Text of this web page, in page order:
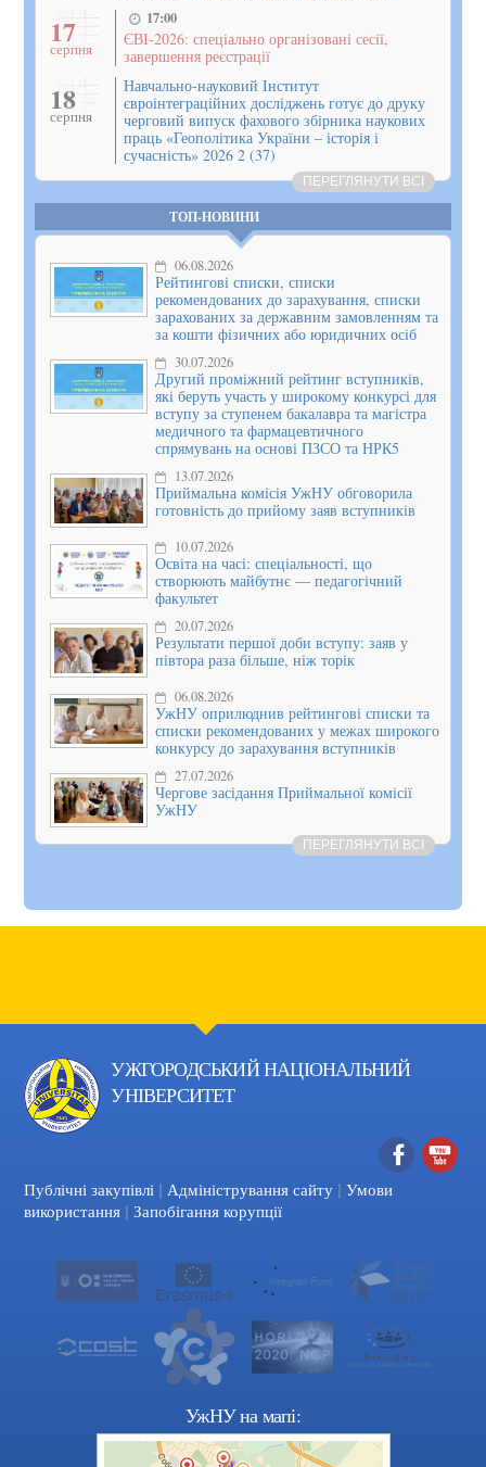
17
серпня
17:00
ЄВІ-2026: спеціально організовані сесії,
завершення реєстрації
18
серпня
Навчально-науковий Інститут
євроінтеграційних досліджень готує до друку
черговий випуск фахового збірника наукових
праць «Геополітика України – історія і
сучасність» 2026 2 (37)
ПЕРЕГЛЯНУТИ ВСІ
ТОП-НОВИНИ
06.08.2026
Рейтингові списки, списки
рекомендованих до зарахування, списки
зарахованих за державним замовленням та
за кошти фізичних або юридичних осіб
30.07.2026
Другий проміжний рейтинг вступників,
які беруть участь у широкому конкурсі для
вступу за ступенем бакалавра та магістра
медичного та фармацевтичного
спрямувань на основі ПЗСО та НРК5
13.07.2026
Приймальна комісія УжНУ обговорила
готовність до прийому заяв вступників
10.07.2026
Освіта на часі: спеціальності, що
створюють майбутнє — педагогічний
факультет
20.07.2026
Результати першої доби вступу: заяв у
півтора раза більше, ніж торік
06.08.2026
УжНУ оприлюднив рейтингові списки та
списки рекомендованих у межах широкого
конкурсу до зарахування вступників
27.07.2026
Чергове засідання Приймальної комісії
УжНУ
ПЕРЕГЛЯНУТИ ВСІ
УЖГОРОДСЬКИЙ НАЦІОНАЛЬНИЙ
УНІВЕРСИТЕТ
Facebook
Публічні закупівлі | Адміністрування сайту | Умови
використання | Запобігання корупції
УжНУ на мапі: